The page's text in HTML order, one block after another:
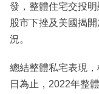
發，整體住宅交投
股市下挫及美國揭
況。
總結整體私宅表現
日為止，2022年整